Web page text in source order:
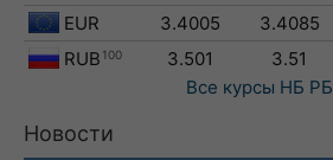
EUR
3.4005 3.4085
RUB 100 3.501 3.51
Все курсы НБ РБ
Новости